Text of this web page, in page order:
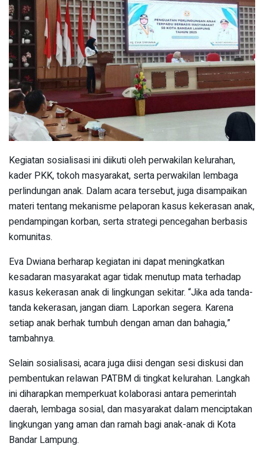
Kegiatan sosialisasi ini diikuti oleh perwakilan kelurahan,
kader PKK, tokoh masyarakat, serta perwakilan lembaga
perlindungan anak. Dalam acara tersebut, juga disampaikan
materi tentang mekanisme pelaporan kasus kekerasan anak,
pendampingan korban, serta strategi pencegahan berbasis
komunitas.
Eva Dwiana berharap kegiatan ini dapat meningkatkan
kesadaran masyarakat agar tidak menutup mata terhadap
kasus kekerasan anak di lingkungan sekitar. “Jika ada tanda-
tanda kekerasan, jangan diam. Laporkan segera. Karena
setiap anak berhak tumbuh dengan aman dan bahagia,”
tambahnya.
Selain sosialisasi, acara juga diisi dengan sesi diskusi dan
pembentukan relawan PATBM di tingkat kelurahan. Langkah
ini diharapkan memperkuat kolaborasi antara pemerintah
daerah, lembaga sosial, dan masyarakat dalam menciptakan
lingkungan yang aman dan ramah bagi anak-anak di Kota
Bandar Lampung.